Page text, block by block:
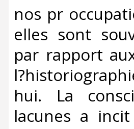
nos pr
elles sont
par rapport
hui. La
lacunes a